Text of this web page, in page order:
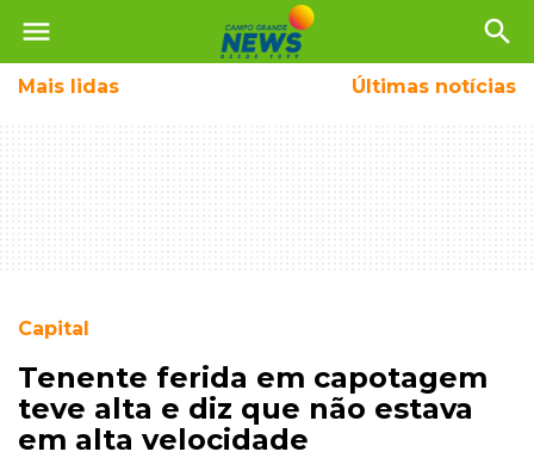
menu search
Mais lidas Últimas notícias
Capital
Tenente ferida em capotagem
teve alta e diz que não estava
em alta velocidade